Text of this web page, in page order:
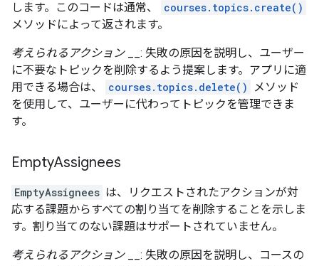
します。このコードは通常、
courses.topics.create()
メソッドによって返されます。
考えられるアクション__: 失敗の原因を説明し、ユーザー
に不要なトピックを削除するよう提案します。アプリに適
用できる場合は、
courses.topics.delete()
メソッド
を使用して、ユーザーに代わってトピックを管理できま
す。
EmptyAssignees
EmptyAssignees は、リクエストされたアクションが対
応する課題からすべての割り当てを削除することを示しま
す。割り当てのない課題はサポートされていません。
考えられるアクション__: 失敗の原因を説明し、コースの